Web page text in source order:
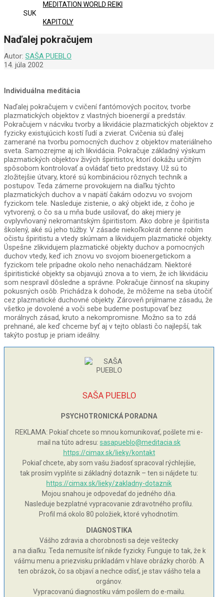
MEDITATION WORLD REIKI
SUK
KAPITOLY
Naďalej pokračujem
Autor: SAŠA PUEBLO
14. júla 2002
Individuálna meditácia
Naďalej pokračujem v cvičení fantómových pocitov, tvorbe
plazmatických objektov z vlastných bioenergií a predstáv.
Pokračujem v nácviku tvorby a likvidácie plazmatických objektov z
fyzicky existujúcich kostí ľudí a zvierat. Cvičenia sú ďalej
zamerané na tvorbu pomocných duchov z objektov materiálneho
sveta. Samozrejme aj ich likvidácia. Pokračuje základný výskum
plazmatických objektov živých špiritistov, ktorí dokážu určitým
spôsobom kontrolovať a ovládať tieto predstavy. Už sú to
zložitejšie útvary, ktoré sú kombináciou rôznych techník a
postupov. Teda zámerne provokujem na diaľku týchto
plazmatických duchov a v napätí čakám odozvu vo svojom
fyzickom tele. Nasleduje zistenie, o aký objekt ide, z čoho je
vytvorený, o čo sa u mňa bude usilovať, do akej miery je
ovplyvňovaný nekromantským špiritistom. Ako dobre je špiritista
školený, aké sú jeho túžby. V zásade niekoľkokrát denne robím
očistu špiritistu a vtedy skúmam a likvidujem plazmatické objekty.
Úspešne zlikvidujem plazmatické objekty duchov a pomocných
duchov vtedy, keď ich znovu vo svojom bioenergetickom a
fyzickom tele prípadne okolo neho nenachádzam. Niektoré
špiritistické objekty sa objavujú znova a to viem, že ich likvidáciu
som nespravil dôsledne a správne. Pokračuje činnosť na skupiny
pokusných osôb. Prichádza k dohode, že môžeme na seba útočiť
cez plazmatické duchovné objekty. Zároveň prijímame zásadu, že
všetko je dovolené a voči sebe budeme postupovať bez
morálnych zásad, kruto a nekompromisne. Možno sa to zdá
prehnané, ale keď chceme byť aj v tejto oblasti čo najlepší, tak
takýto postup je priam ideálny.
SAŠA PUEBLO
PSYCHOTRONICKÁ PORADNA
REKLAMA: Pokiaľ chcete so mnou komunikovať, pošlete mi e-
mail na túto adresu: sasapueblo@meditacia.sk
https://cimax.sk/lieky/kontakt
Pokiaľ chcete, aby som vašu žiadosť spracoval rýchlejšie,
tak prosím vyplňte si základný dotazník – ten si nájdete tu:
https://cimax.sk/lieky/zakladny-dotaznik
Mojou snahou je odpovedať do jedného dňa.
Nasleduje bezplatné vypracovanie zdravotného profilu.
Profil má okolo 80 položiek, ktoré vyhodnotím.
DIAGNOSTIKA
Vášho zdravia a chorobnosti sa deje veštecky
a na diaľku. Teda nemusíte ísť nikde fyzicky. Funguje to tak, že k
vášmu menu a priezvisku prikladám v hlave obrázky chorôb. A
ten obrázok, čo sa objaví a nechce odísť, je stav vášho tela a
orgánov.
Vypracovanú diagnostiku vám pošlem do e-mailu.